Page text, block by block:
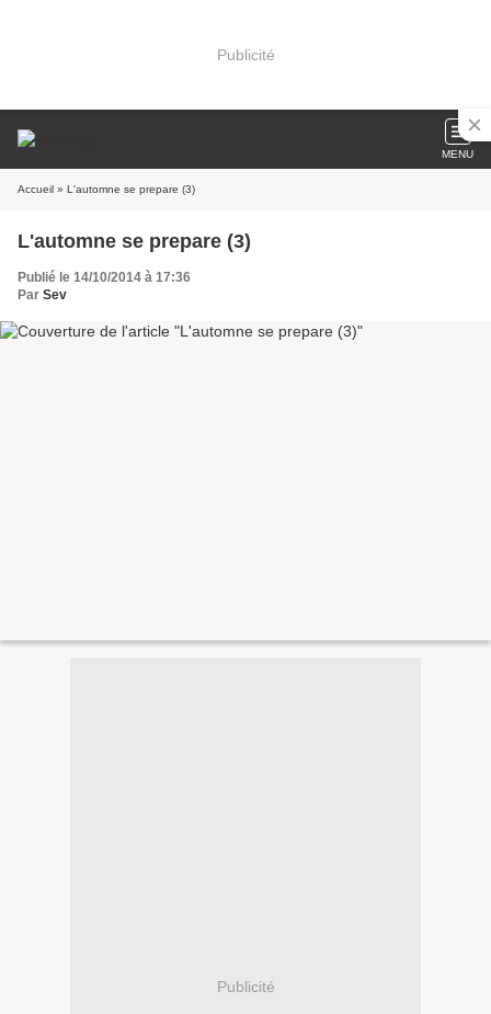
Publicité
MENU
Accueil » L'automne se prepare (3)
L'automne se prepare (3)
Publié le 14/10/2014 à 17:36
Par Sev
Publicité